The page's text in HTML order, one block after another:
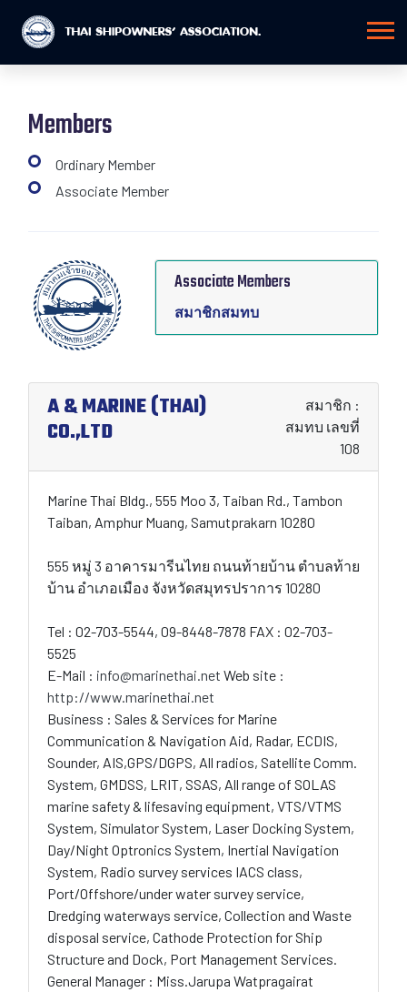
Members
Ordinary Member
Associate Member
Associate Members
สมาชิกสมทบ
A & MARINE (THAI)
CO.,LTD
สมาชิก :
สมทบ เลขที่
108
Marine Thai Bldg., 555 Moo 3, Taiban Rd., Tambon
Taiban, Amphur Muang, Samutprakarn 10280
555 หมู่ 3 อาคารมารีนไทย ถนนท้ายบ้าน ตำบลท้าย
บ้าน อำเภอเมือง จังหวัดสมุทรปราการ 10280
Tel : 02-703-5544, 09-8448-7878 FAX : 02-703-
5525
E-Mail : info@marinethai.net Web site :
http://www.marinethai.net
Business : Sales & Services for Marine
Communication & Navigation Aid, Radar, ECDIS,
Sounder, AIS,GPS/DGPS, All radios, Satellite Comm.
System, GMDSS, LRIT, SSAS, All range of SOLAS
marine safety & lifesaving equipment, VTS/VTMS
System, Simulator System, Laser Docking System,
Day/Night Optronics System, Inertial Navigation
System, Radio survey services IACS class,
Port/Offshore/under water survey service,
Dredging waterways service, Collection and Waste
disposal service, Cathode Protection for Ship
Structure and Dock, Port Management Services.
General Manager : Miss.Jarupa Watpragairat